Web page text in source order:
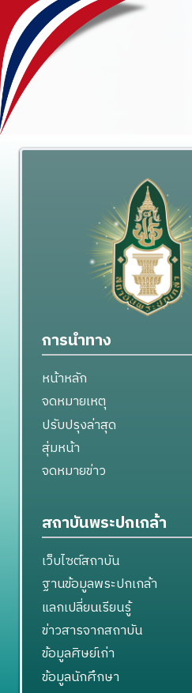
การนำทาง
หน้าหลัก
จดหมายเหตุ
ปรับปรุงล่าสุด
สุ่มหน้า
จดหมายข่าว
สถาบันพระปกเกล้า
เว็บไซต์สถาบัน
ฐานข้อมูลพระปกเกล้า
แลกเปลี่ยนเรียนรู้
ข่าวสารจากสถาบัน
ข้อมูลศิษย์เก่า
ข้อมูลนักศึกษา